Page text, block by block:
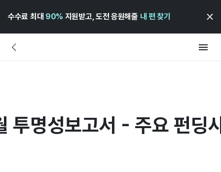
수수료 최대 90% 지원받고, 도전 응원해줄 내 편 찾기
명성보고서 - 주요 펀딩